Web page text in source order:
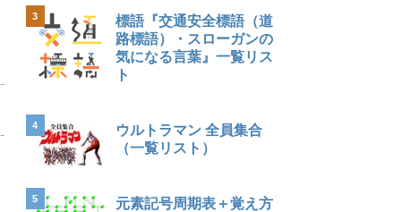
3
標語『交通安全標語（道
路標語）・スローガンの
気になる言葉』一覧リス
ト
4
ウルトラマン 全員集合
（一覧リスト）
5
元素記号周期表＋覚え方